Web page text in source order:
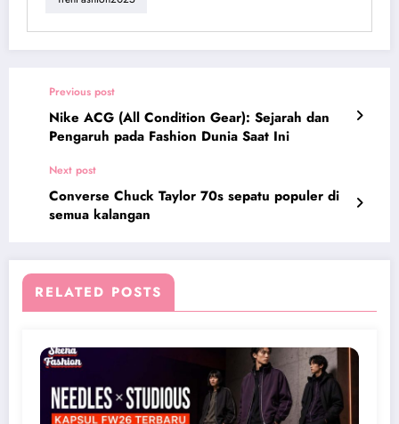
Previous post
Nike ACG (All Condition Gear): Sejarah dan
Pengaruh pada Fashion Dunia Saat Ini
Next post
Converse Chuck Taylor 70s sepatu populer di
semua kalangan
RELATED POSTS